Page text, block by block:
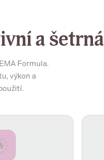
a šetrná
Formula.
výkon a